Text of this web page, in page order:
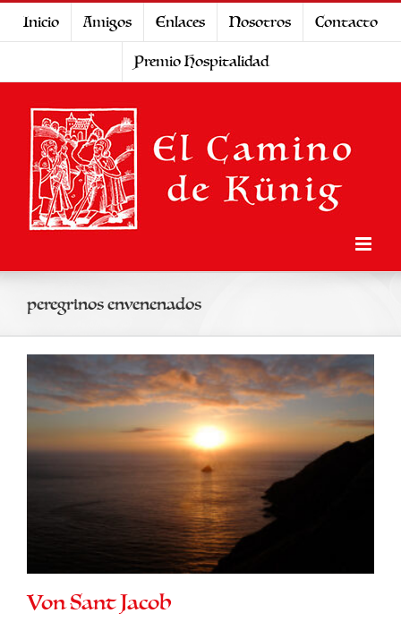
Inicio Amigos Enlaces Nosotros
Contacto
Premio Hospitalidad
peregrinos envenenados
Von Sant Jacob